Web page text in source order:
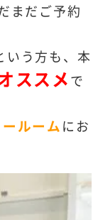
まだご予約
いう方も、本
ススメ で
ルーム にお